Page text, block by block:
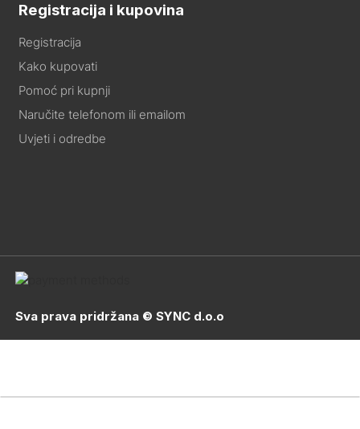
Registracija i kupovina
Registracija
Kako kupovati
Pomoć pri kupnji
Naručite telefonom ili emailom
Uvjeti i odredbe
Sva prava pridržana © SYNC d.o.o